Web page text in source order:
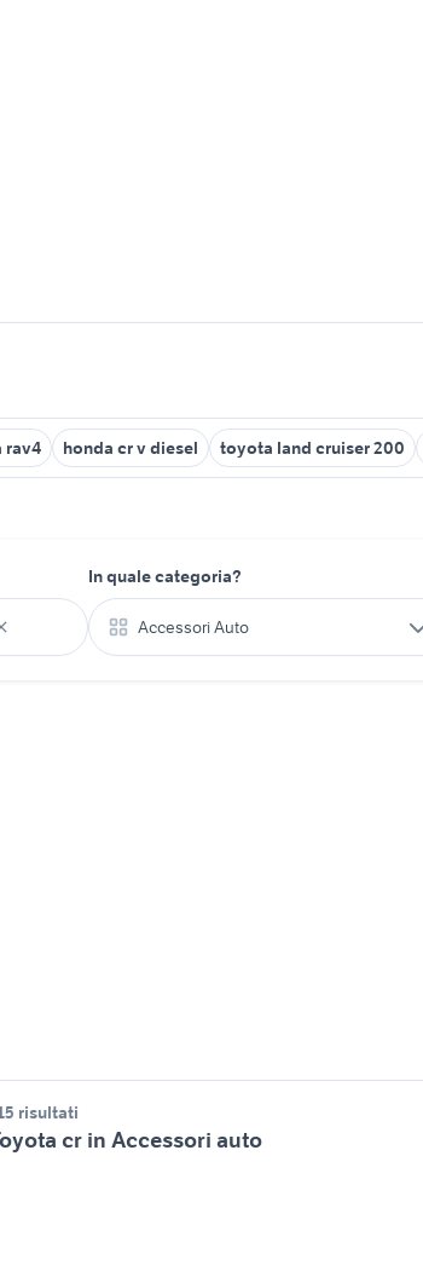
rav4 honda cr v diesel toyota land cruiser 200
In quale categoria?
Accessori Auto
risultati
cr in Accessori auto